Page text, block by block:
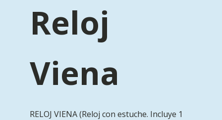
Reloj
Viena
RELOJ VIENA (Reloj con estuche. Incluye 1